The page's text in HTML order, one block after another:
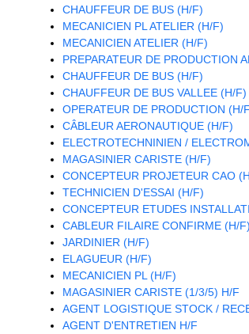
CHAUFFEUR DE BUS (H/F)
MECANICIEN PL ATELIER (H/F)
MECANICIEN ATELIER (H/F)
PREPARATEUR DE PRODUCTION
CHAUFFEUR DE BUS (H/F)
CHAUFFEUR DE BUS VALLEE (H/F)
OPERATEUR DE PRODUCTION (H/
CÂBLEUR AERONAUTIQUE (H/F)
ELECTROTECHNINIEN /
MAGASINIER CARISTE (H/F)
CONCEPTEUR PROJETEUR CAO
TECHNICIEN D'ESSAI (H/F)
CONCEPTEUR ETUDES
CABLEUR FILAIRE CONFIRME (H/F)
JARDINIER (H/F)
ELAGUEUR (H/F)
MECANICIEN PL (H/F)
MAGASINIER CARISTE (1/3/5) H/F
AGENT LOGISTIQUE STOCK /
AGENT D'ENTRETIEN H/F